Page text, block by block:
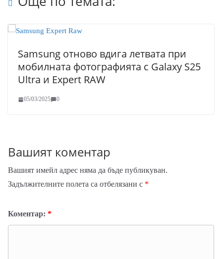
Samsung отново вдига летвата при
мобилната фотографията с Galaxy S25
Ultra и Expert RAW
05/03/2025 0
Вашият коментар
Вашият имейл адрес няма да бъде публикуван.
Задължителните полета са отбелязани с *
Коментар: *